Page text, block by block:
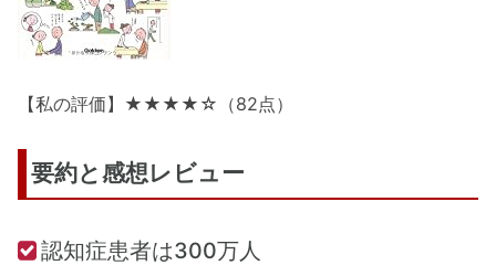
【私の評価】★★★★☆（82点）
要約と感想レビュー
認知症患者は300万人